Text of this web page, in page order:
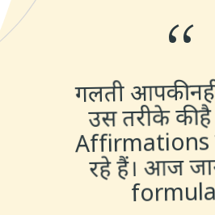
“
गलती आपकी
उस तरीके की
Affirmations
रहे हैं। आज